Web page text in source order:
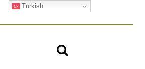
Turkish